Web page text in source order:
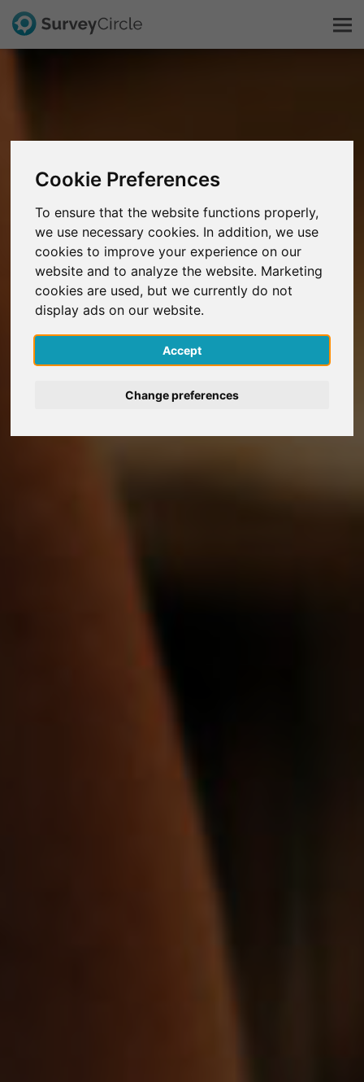
Cookie Preferences
To ensure that the website functions properly,
we use necessary cookies. In addition, we use
cookies to improve your experience on our
website and to analyze the website. Marketing
cookies are used, but we currently do not
display ads on our website.
Accept
Change preferences
FAQ
Gratis registreren
Inloggen
English
Deutsch
Español